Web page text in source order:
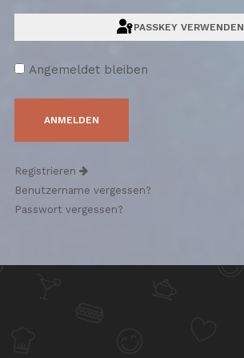
PASSKEY VERWENDEN
Angemeldet bleiben
Registrieren
Benutzername vergessen?
Passwort vergessen?